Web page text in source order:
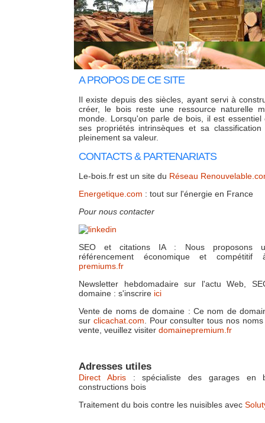
A PROPOS DE CE SITE
Il existe depuis des siècles, ayant servi à
créer, le bois reste une ressource naturelle
monde. Lorsqu'on parle de bois, il est essentiel
ses propriétés intrinsèques et sa
pleinement sa valeur.
CONTACTS & PARTENARIATS
Le-bois.fr est un site du Réseau
Energetique.com : tout sur l'énergie en France
Pour nous contacter
SEO et citations IA : Nous proposons
référencement économique et
premiums.fr
Newsletter hebdomadaire sur l'actu Web,
domaine : s'inscrire ici
Vente de noms de domaine : Ce nom de
sur clicachat.com . Pour consulter tous nos
vente, veuillez visiter domainepremium.fr
Adresses utiles
Direct Abris : spécialiste des garages en
constructions bois
Traitement du bois contre les nuisibles avec